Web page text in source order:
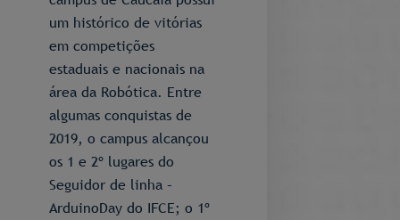
um histórico de vitórias
em competições
estaduais e nacionais na
área da Robótica. Entre
algumas conquistas de
2019, o campus alcançou
os 1 e 2º lugares do
Seguidor de linha –
ArduinoDay do IFCE; o 1º